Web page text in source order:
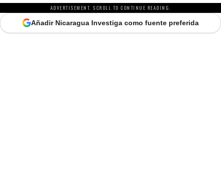
ADVERTISEMENT. SCROLL TO CONTINUE READING.
Añadir Nicaragua Investiga como fuente preferida